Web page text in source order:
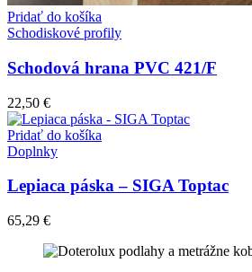
Pridať do košíka
Schodiskové profily
Schodová hrana PVC 421/F
22,50 €
Pridať do košíka
Doplnky
Lepiaca páska – SIGA Toptac
65,29 €